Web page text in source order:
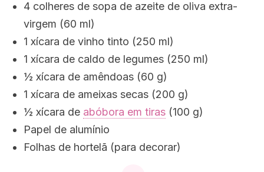
4 colheres de sopa de azeite de oliva extra-
virgem (60 ml)
1 xícara de vinho tinto (250 ml)
1 xícara de caldo de legumes (250 ml)
½ xícara de amêndoas (60 g)
1 xícara de ameixas secas (200 g)
½ xícara de abóbora em tiras (100 g)
Papel de alumínio
Folhas de hortelã (para decorar)